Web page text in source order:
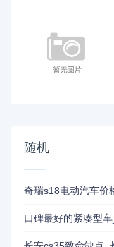
随机
奇瑞s18电动汽车价
口碑最好的紧凑型